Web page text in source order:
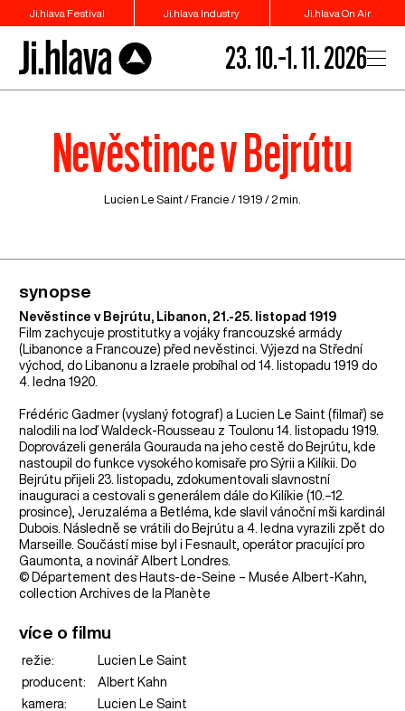
Ji.hlava Festival Ji.hlava Industry Ji.hlava On Air
23. 10.–1. 11. 2026
Nevěstince v Bejrútu
Lucien Le Saint / Francie / 1919 / 2 min.
synopse
Nevěstince v Bejrútu, Libanon, 21.-25. listopad 1919
Film zachycuje prostitutky a vojáky francouzské armády
(Libanonce a Francouze) před nevěstinci. Výjezd na Střední
východ, do Libanonu a Izraele probíhal od 14. listopadu 1919 do
4. ledna 1920.
Frédéric Gadmer (vyslaný fotograf) a Lucien Le Saint (filmař) se
nalodili na loď Waldeck-Rousseau z Toulonu 14. listopadu 1919.
Doprovázeli generála Gourauda na jeho cestě do Bejrútu, kde
nastoupil do funkce vysokého komisaře pro Sýrii a Kilíkii. Do
Bejrútu přijeli 23. listopadu, zdokumentovali slavnostní
inauguraci a cestovali s generálem dále do Kilíkie (10.–12.
prosince), Jeruzaléma a Betléma, kde slavil vánoční mši kardinál
Dubois. Následně se vrátili do Bejrútu a 4. ledna vyrazili zpět do
Marseille. Součástí mise byl i Fesnault, operátor pracující pro
Gaumonta, a novinář Albert Londres.
© Département des Hauts-de-Seine – Musée Albert-Kahn,
collection Archives de la Planète
více o filmu
režie:
Lucien Le Saint
producent:
Albert Kahn
kamera:
Lucien Le Saint